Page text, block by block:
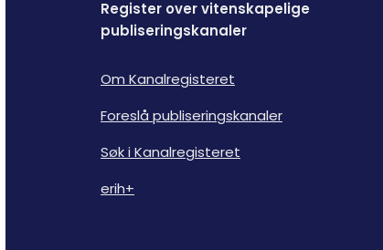
Register over vitenskapelige
publiseringskanaler
Om Kanalregisteret
Foreslå publiseringskanaler
Søk i Kanalregisteret
erih+